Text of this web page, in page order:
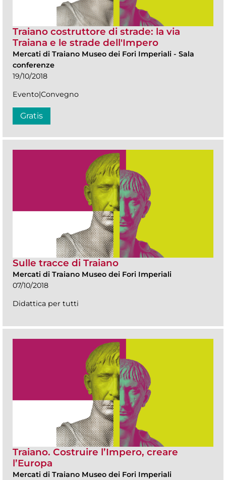
Traiano costruttore di strade: la via
Traiana e le strade dell'Impero
Mercati di Traiano Museo dei Fori Imperiali - Sala
conferenze
19/10/2018
Evento|Convegno
Gratis
Sulle tracce di Traiano
Mercati di Traiano Museo dei Fori Imperiali
07/10/2018
Didattica per tutti
Traiano. Costruire l’Impero, creare
l’Europa
Mercati di Traiano Museo dei Fori Imperiali